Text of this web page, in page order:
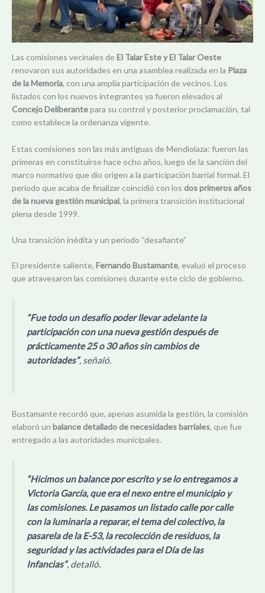
Las comisiones vecinales deEl Talar Este y El Talar Oeste
renovaron sus autoridades en una asamblea realizada en la Plaza
de la Memoria, con una amplia participación de vecinos. Los
listados con los nuevos integrantes ya fueron elevados al
Concejo Deliberantepara su control y posterior proclamación, tal
como establece la ordenanza vigente.
Estas comisiones son las más antiguas de Mendiolaza: fueron las
primeras en constituirse hace ocho años, luego de la sanción del
marco normativo que dio origen a la participación barrial formal. El
período que acaba de finalizar coincidió con los dos primeros años
de la nueva gestión municipal, la primera transición institucional
plena desde 1999.
Una transición inédita y un período “desafiante”
El presidente saliente, Fernando Bustamante, evaluó el proceso
que atravesaron las comisiones durante este ciclo de gobierno.
“Fue todo un desafío poder llevar adelante la
participación con una nueva gestión después de
prácticamente 25 o 30 años sin cambios de
autoridades”, señaló.
Bustamante recordó que, apenas asumida la gestión, la comisión
elaboró un balance detallado de necesidades barriales, que fue
entregado a las autoridades municipales.
“Hicimos un balance por escrito y se lo entregamos a
Victoria García, que era el nexo entre el municipio y
las comisiones. Le pasamos un listado calle por calle
con la luminaria a reparar, el tema del colectivo, la
pasarela de la E-53, la recolección de residuos, la
seguridad y las actividades para el Día de las
Infancias”, detalló.